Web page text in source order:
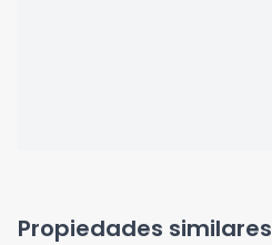
Propiedades similares